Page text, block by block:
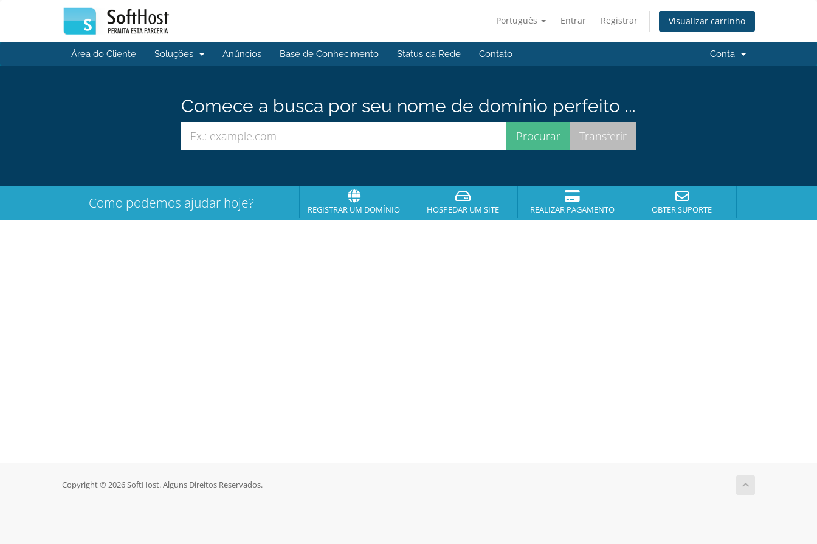
Português Entrar Registrar Visualizar carrinho
Área do Cliente Soluções Anúncios Base de Conhecimento Status da Rede Contato Conta
Comece a busca por seu nome de domínio perfeito ...
Como podemos ajudar hoje? REGISTRAR UM DOMÍNIO HOSPEDAR UM SITE REALIZAR PAGAMENTO OBTER SUPORTE
Copyright © 2026 SoftHost. Alguns Direitos Reservados.